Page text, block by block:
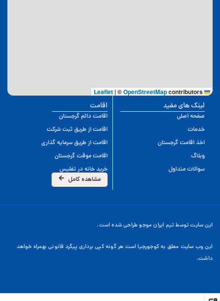
Leaflet
|©OpenStreetMapcontributors
اقامت
اقامت دائم گرجستان
اقامت از طریق ثبت شرکت
اقامت از طریق سرمایه گذاری
اقامت موقت گرجستان
خرید خانه در تفلیس
مشاهده کامل
لینک های مفید
صفحه اصلی
خدمات
اخذ اقامت گرجستان
وبلاگ
سوالات متداول
این سایت توسط تیم ایران موجو طراحی شده است.
این وب سایت معلق به کوجورجیا است هر گونه کپی برداری پیگرد قانونی بهمراه خواهد
داشت.